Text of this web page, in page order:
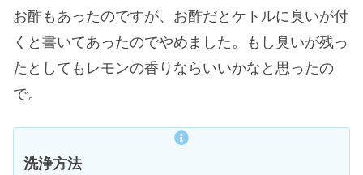
お酢もあったのですが、お酢だとケトルに臭いが付
くと書いてあったのでやめました。もし臭いが残っ
たとしてもレモンの香りならいいかなと思ったの
で。
洗浄方法